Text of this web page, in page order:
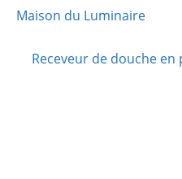
Maison du Luminaire
Receveur de douche